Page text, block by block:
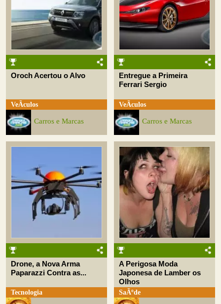
Oroch Acertou o Alvo
VeÃ­culos
Carros e Marcas
Entregue a Primeira
Ferrari Sergio
VeÃ­culos
Carros e Marcas
Drone, a Nova Arma
Paparazzi Contra as...
Tecnologia
A Perigosa Moda
Japonesa de Lamber os
Olhos
SaÃºde